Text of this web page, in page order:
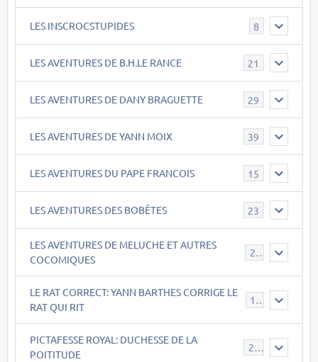
LES INSCROCSTUPIDES 8
LES AVENTURES DE B.H.LE RANCE 21
LES AVENTURES DE DANY BRAGUETTE 29
LES AVENTURES DE YANN MOIX 39
LES AVENTURES DU PAPE FRANCOIS 15
LES AVENTURES DES BOBÊTES 23
LES AVENTURES DE MELUCHE ET AUTRES
COCOMIQUES
22
LE RAT CORRECT: YANN BARTHES CORRIGE LE
RAT QUI RIT
15
PICTAFESSE ROYAL: DUCHESSE DE LA
POITITUDE
23